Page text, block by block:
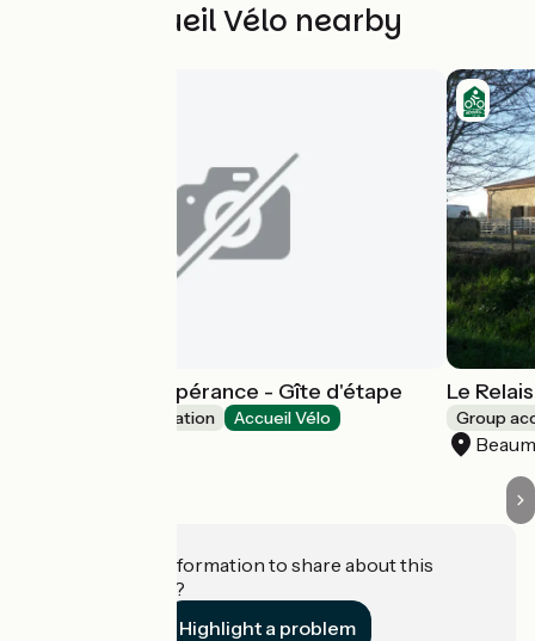
Other Accueil Vélo nearby
Le Relais de l'Espérance - Gîte d'étape
Group accommodation Accueil Vélo
Le
Group
Do you have information to share about this
establishment?
Highlight a problem